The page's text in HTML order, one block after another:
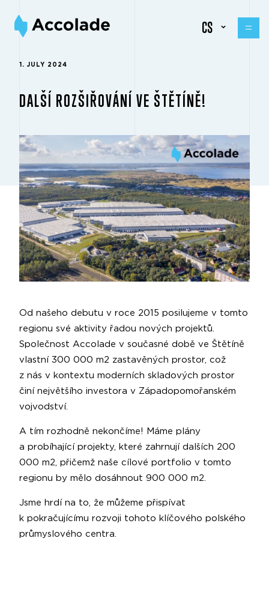
CS
1. JULY 2024
DALŠÍ ROZŠIŘOVÁNÍ VE ŠTĚTÍNĚ!
Od našeho debutu v roce 2015 posilujeme v tomto
regionu své aktivity řadou nových projektů.
Společnost Accolade v současné době ve Štětíně
vlastní 300 000 m2 zastavěných prostor, což
z nás v kontextu moderních skladových prostor
činí největšího investora v Západopomořanském
vojvodství.
A tím rozhodně nekončíme! Máme plány
a probíhající projekty, které zahrnují dalších 200
000 m2, přičemž naše cílové portfolio v tomto
regionu by mělo dosáhnout 900 000 m2.
Jsme hrdí na to, že můžeme přispívat
k pokračujícímu rozvoji tohoto klíčového polského
průmyslového centra.